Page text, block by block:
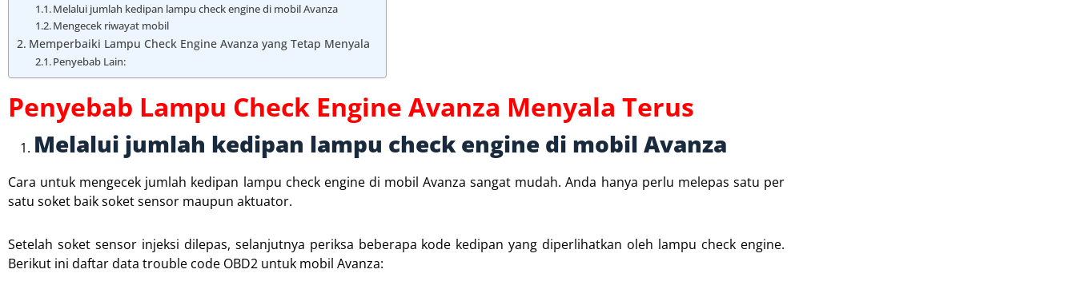
Melalui jumlah kedipan lampu check engine di mobil Avanza
Mengecek riwayat mobil
Memperbaiki Lampu Check Engine Avanza yang Tetap Menyala
Penyebab Lain:
Penyebab Lampu Check Engine Avanza Menyala Terus
Melalui jumlah kedipan lampu check engine di mobil Avanza
Cara untuk mengecek jumlah kedipan lampu check engine di mobil Avanza sangat mudah. Anda hanya perlu melepas satu per
satu soket baik soket sensor maupun aktuator.
Setelah soket sensor injeksi dilepas, selanjutnya periksa beberapa kode kedipan yang diperlihatkan oleh lampu check engine.
Berikut ini daftar data trouble code OBD2 untuk mobil Avanza: